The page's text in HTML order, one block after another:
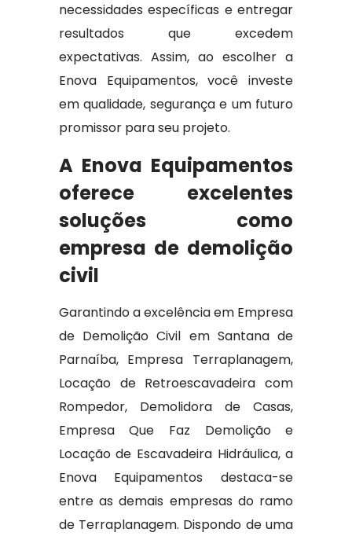
necessidades específicas e entregar
resultados que excedem
expectativas. Assim, ao escolher a
Enova Equipamentos, você investe
em qualidade, segurança e um futuro
promissor para seu projeto.
A Enova Equipamentos
oferece excelentes
soluções como
empresa de demolição
civil
Garantindo a excelência em Empresa
de Demolição Civil em Santana de
Parnaíba, Empresa Terraplanagem,
Locação de Retroescavadeira com
Rompedor, Demolidora de Casas,
Empresa Que Faz Demolição e
Locação de Escavadeira Hidráulica, a
Enova Equipamentos destaca-se
entre as demais empresas do ramo
de Terraplanagem. Dispondo de uma